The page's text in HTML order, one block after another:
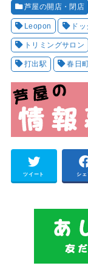
芦屋の開店・閉店
Leopon ド
トリミングサロン
打出駅 春日
ツイート シェ